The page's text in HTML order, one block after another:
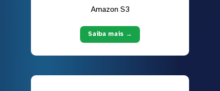
Amazon S3
Saiba mais →